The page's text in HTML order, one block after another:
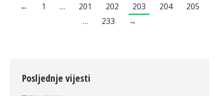
← 1 … 201 202 203 204
205
…
233 →
Posljednje vijesti